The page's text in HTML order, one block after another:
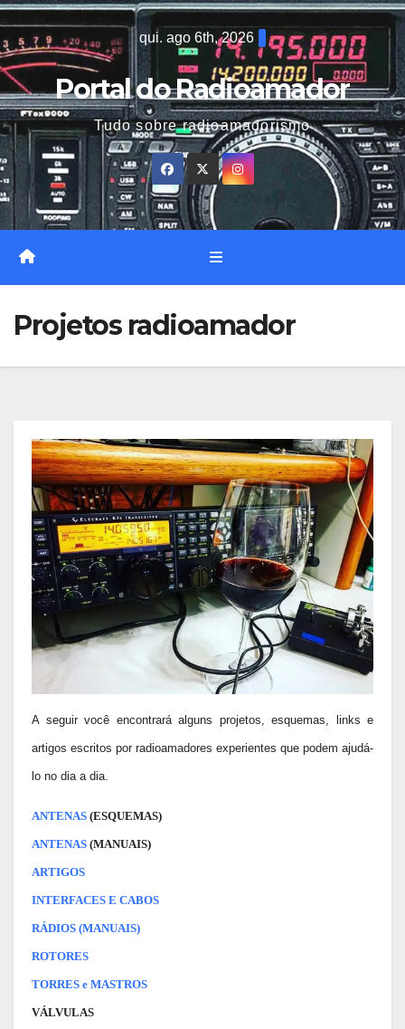
Skip
to
content
qui. ago 6th, 2026
Portal do Radioamador
Tudo sobre radioamadorismo
Projetos radioamador
A seguir você encontrará alguns projetos, esquemas, links e
artigos escritos por radioamadores experientes que podem ajudá-
lo no dia a dia.
ANTENAS (ESQUEMAS)
ANTENAS (MANUAIS)
ARTIGOS
INTERFACES E CABOS
RÁDIOS (MANUAIS)
ROTORES
TORRES e MASTROS
VÁLVULAS